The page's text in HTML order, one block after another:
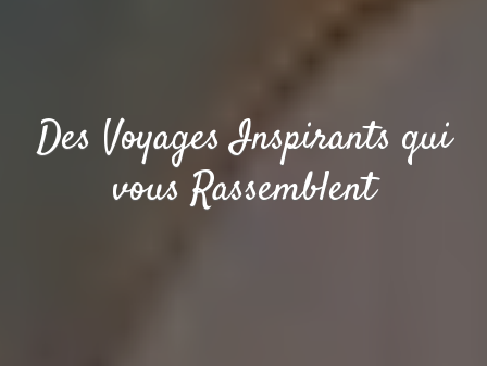
Des Voyages Inspirants qui
vous Rassemblent